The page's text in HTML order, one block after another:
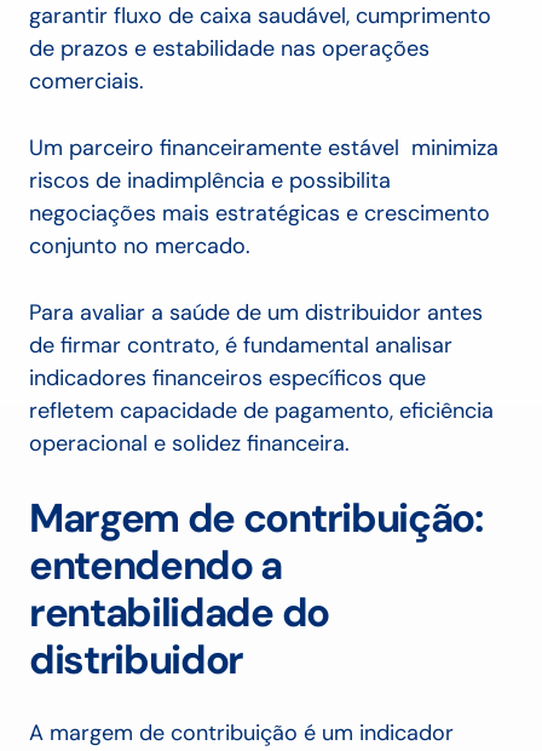
garantir fluxo de caixa saudável, cumprimento
de prazos e estabilidade nas operações
comerciais.
Um parceiro financeiramente estável minimiza
riscos de inadimplência e possibilita
negociações mais estratégicas e crescimento
conjunto no mercado.
Para avaliar a saúde de um distribuidor antes
de firmar contrato, é fundamental analisar
indicadores financeiros específicos que
refletem capacidade de pagamento, eficiência
operacional e solidez financeira.
Margem de contribuição:
entendendo a
rentabilidade do
distribuidor
A margem de contribuição é um indicador